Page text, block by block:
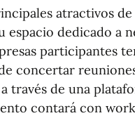
atractivos de
espacio dedicado a
participantes
concertar
través de una
contará con